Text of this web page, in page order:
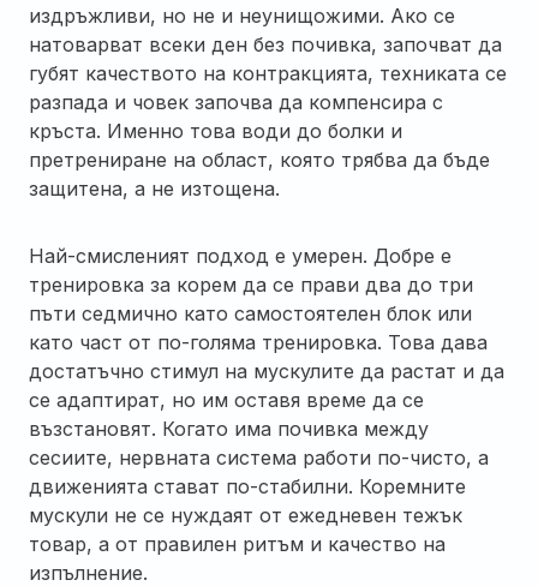
издръжливи, но не и неунищожими. Ако се
натоварват всеки ден без почивка, започват да
губят качеството на контракцията, техниката се
разпада и човек започва да компенсира с
кръста. Именно това води до болки и
претрениране на област, която трябва да бъде
защитена, а не изтощена.
Най-смисленият подход е умерен. Добре е
тренировка за корем да се прави два до три
пъти седмично като самостоятелен блок или
като част от по-голяма тренировка. Това дава
достатъчно стимул на мускулите да растат и да
се адаптират, но им оставя време да се
възстановят. Когато има почивка между
сесиите, нервната система работи по-чисто, а
движенията стават по-стабилни. Коремните
мускули не се нуждаят от ежедневен тежък
товар, а от правилен ритъм и качество на
изпълнение.